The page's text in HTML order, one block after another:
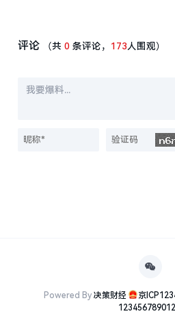
评论 （共0 条评论， 173人围观）
Powered By 决策财经 京